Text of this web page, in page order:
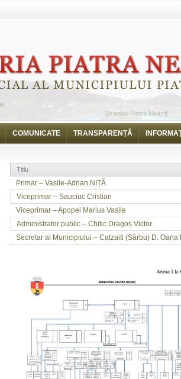
COMUNICATE TRANSPARENȚĂ
Titlu
Primar – Vasile-Adrian NIȚĂ
Viceprimar – Sauciuc Cristian
Viceprimar – Apopei Marius Vasile
Administrator public – Chitic Dragoș Victor
Secretar al Municipiului – Catzaiti (Sârbu) D. Oana